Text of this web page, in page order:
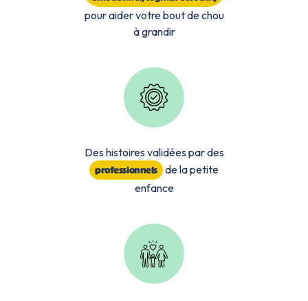
pour aider votre bout de chou
à grandir
Des histoires validées par des
professionnels de la petite
enfance